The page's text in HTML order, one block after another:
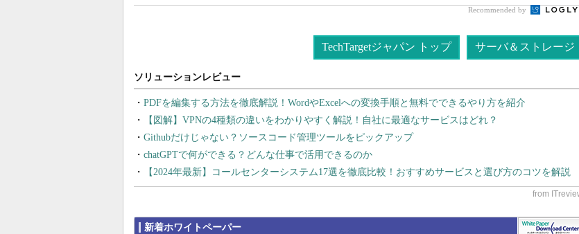
Recommended by
TechTargetジャパン トップ サーバ＆ストレージ
PDFを編集する方法を徹底解説！WordやExcelへの変換手順と無料でできるやり方を紹介
【図解】VPNの4種類の違いをわかりやすく解説！自社に最適なサービスはどれ？
Githubだけじゃない？ソースコード管理ツールをピックアップ
chatGPTで何ができる？どんな仕事で活用できるのか
【2024年最新】コールセンターシステム17選を徹底比較！おすすめサービスと選び方のコツを解説
新着ホワイトペーパー